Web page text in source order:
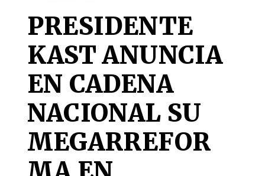
PRESIDENTE
KAST ANUNCIA
EN CADENA
NACIONAL SU
MEGARREFOR